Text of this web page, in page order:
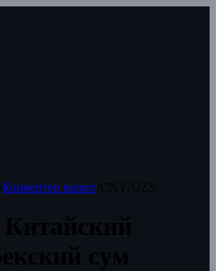
Конвертер валют